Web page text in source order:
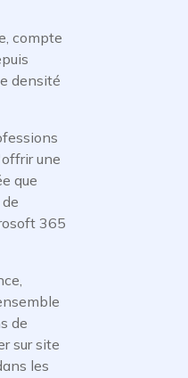
compte
densité
une
que
365
de
sur site
les